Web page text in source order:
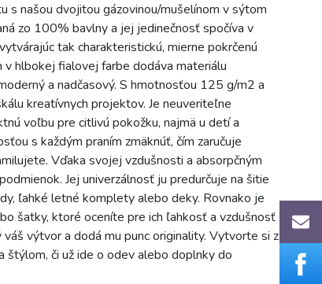
našou dvojitou gázovinou/mušelínom v sýtom
zo 100% bavlny a jej jedinečnosť spočíva v
tak charakteristickú, mierne pokrčenú
v hlbokej fialovej farbe dodáva materiálu
a nadčasový. S hmotnosťou 125 g/m2 a
kreatívnych projektov. Je neuveriteľne
voľbu pre citlivú pokožku, najmä u detí a
s každým praním zmäknúť, čím zaručuje
Vďaka svojej vzdušnosti a absorpčným
Jej univerzálnosť ju predurčuje na šitie
ľahké letné komplety alebo deky. Rovnako je
šatky, ktoré oceníte pre ich ľahkosť a vzdušnosť
výtvor a dodá mu punc originality. Vytvorte si z
či už ide o odev alebo doplnky do